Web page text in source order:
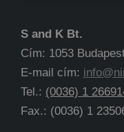
S and K Bt.
Cím: 1053
E-mail cím:
Tel.: (0036) 1
Fax.: (0036) 1